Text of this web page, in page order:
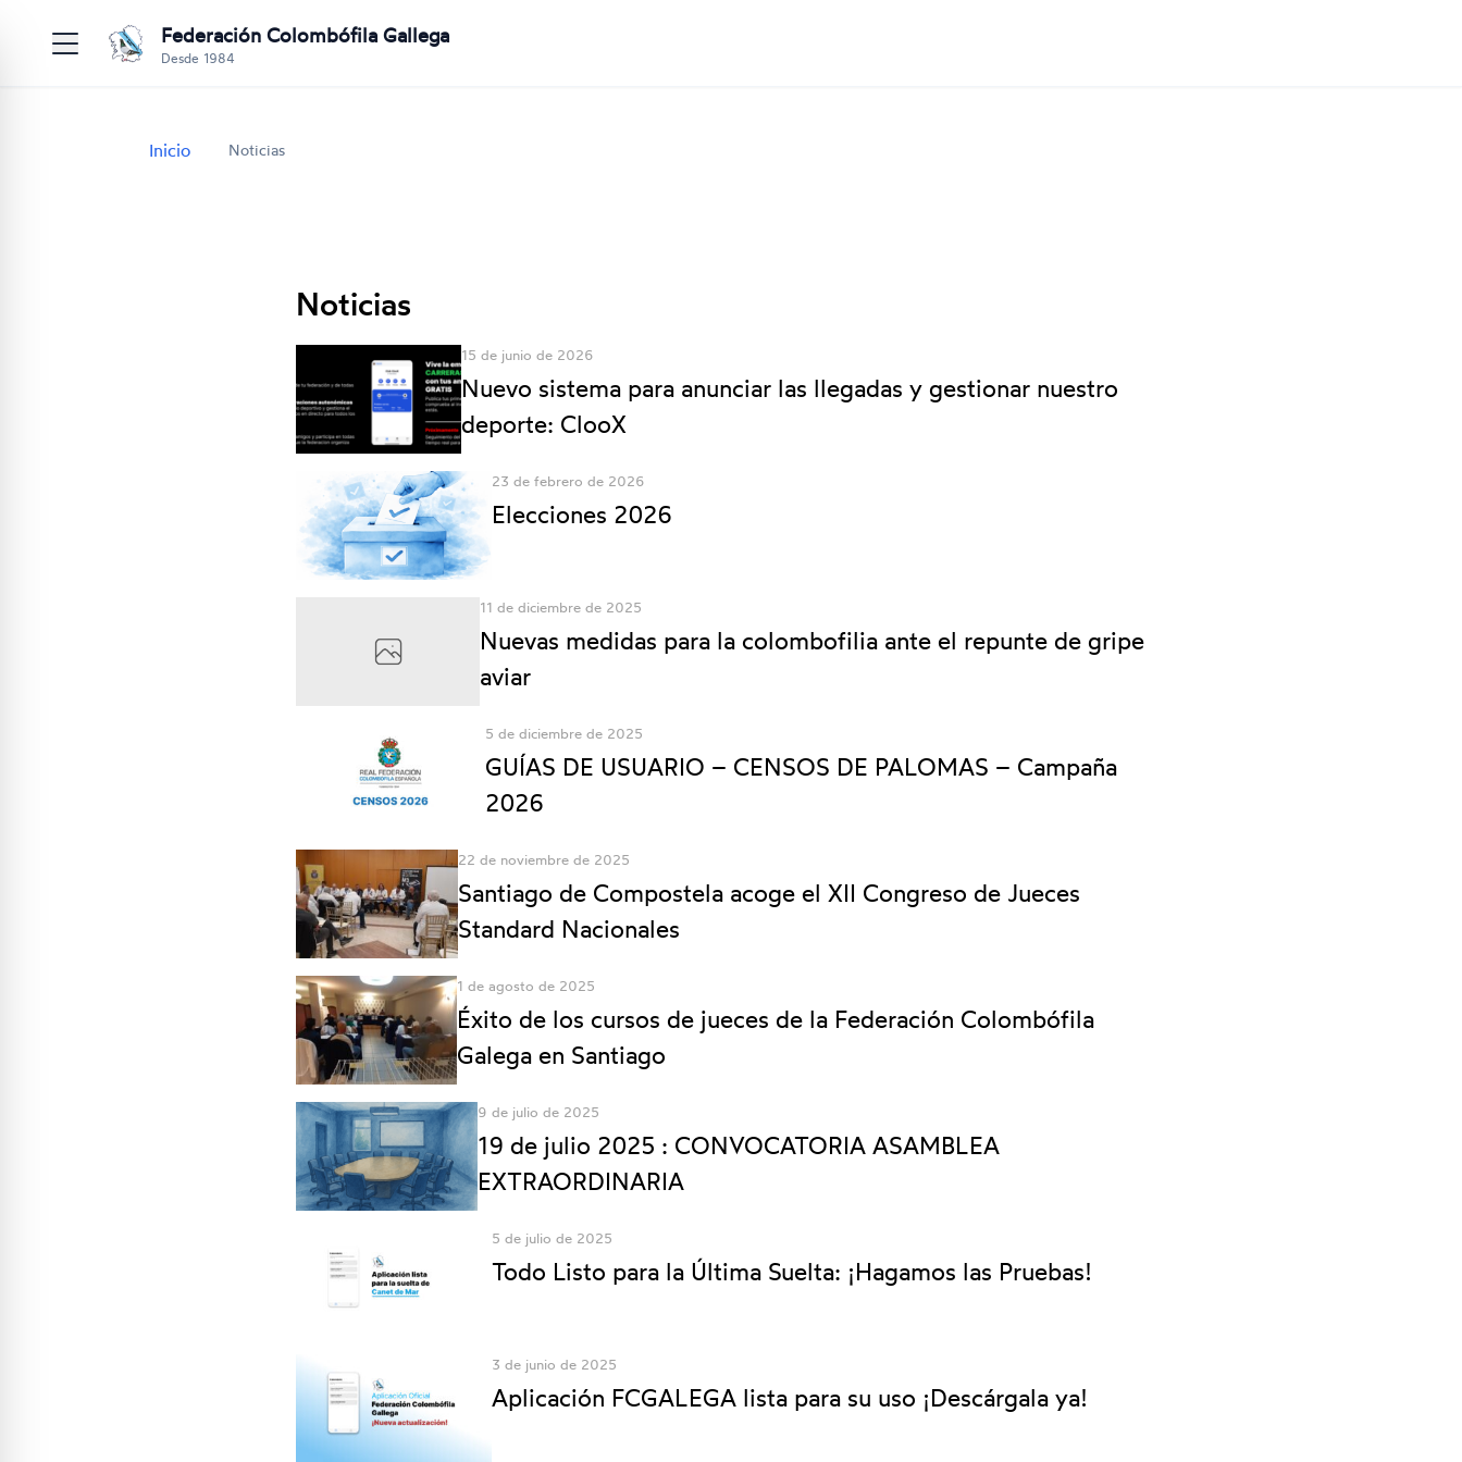
Federación Colombófila Gallega
Desde 1984
Inicio Noticias
Noticias
15 de junio de 2026
Nuevo sistema para anunciar las llegadas y gestionar nuestro
deporte: ClooX
23 de febrero de 2026
Elecciones 2026
11 de diciembre de 2025
Nuevas medidas para la colombofilia ante el repunte de gripe
aviar
5 de diciembre de 2025
GUÍAS DE USUARIO – CENSOS DE PALOMAS – Campaña
2026
22 de noviembre de 2025
Santiago de Compostela acoge el XII Congreso de Jueces
Standard Nacionales
1 de agosto de 2025
Éxito de los cursos de jueces de la Federación Colombófila
Galega en Santiago
9 de julio de 2025
19 de julio 2025 : CONVOCATORIA ASAMBLEA
EXTRAORDINARIA
5 de julio de 2025
Todo Listo para la Última Suelta: ¡Hagamos las Pruebas!
3 de junio de 2025
Aplicación FCGALEGA lista para su uso ¡Descárgala ya!